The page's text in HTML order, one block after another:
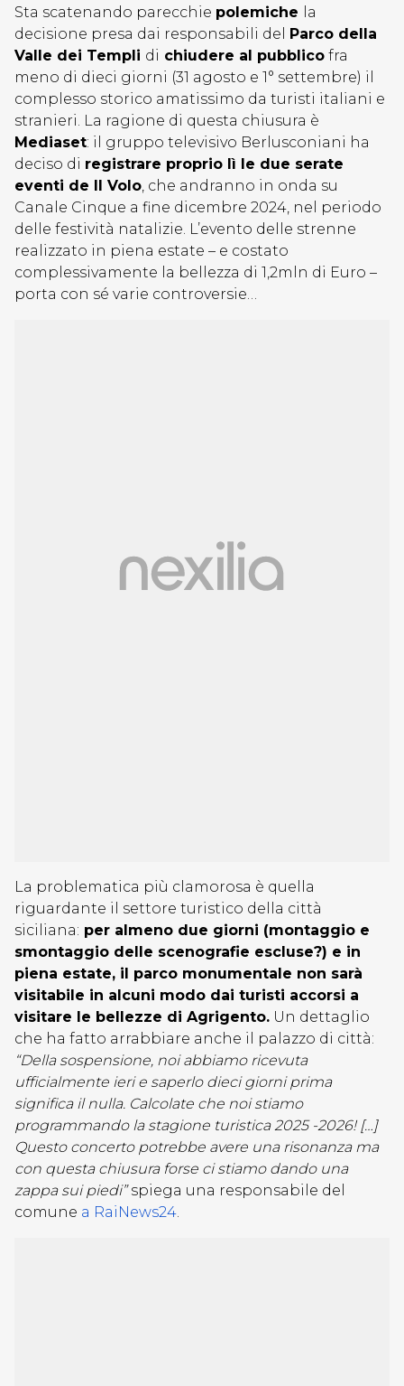
Sta scatenando parecchie polemiche
la
decisione presa dai responsabili del Parco della
Valle dei Templi di chiudere al pubblico fra
meno di dieci giorni (31 agosto e 1° settembre) il
complesso storico amatissimo da turisti italiani e
stranieri. La ragione di questa chiusura è
Mediaset: il gruppo televisivo Berlusconiani ha
deciso di registrare proprio lì le due serate
eventi de Il Volo, che andranno in onda su
Canale Cinque a fine dicembre 2024, nel periodo
delle festività natalizie. L’evento delle strenne
realizzato in piena estate – e costato
complessivamente la bellezza di 1,2mln di Euro –
porta con sé varie controversie…
La problematica più clamorosa è quella
riguardante il settore turistico della città
siciliana: per almeno due giorni (montaggio e
smontaggio delle scenografie escluse?) e in
piena estate, il parco monumentale non sarà
visitabile in alcuni modo dai turisti accorsi a
visitare le bellezze di Agrigento. Un dettaglio
che ha fatto arrabbiare anche il palazzo di città:
“Della sospensione, noi abbiamo ricevuta
ufficialmente ieri e saperlo dieci giorni prima
significa il nulla. Calcolate che noi stiamo
programmando la stagione turistica 2025 -2026! […]
Questo concerto potrebbe avere una risonanza ma
con questa chiusura forse ci stiamo dando una
zappa sui piedi”spiega una responsabile del
comune a RaiNews24.